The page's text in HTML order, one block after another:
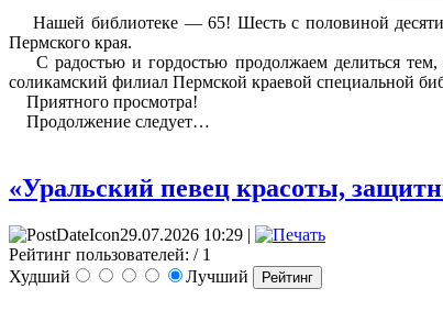
Нашей библиотеке — 65! Шесть с половиной
Пермского края.
С радостью и гордостью продолжаем делиться тем,
соликамский филиал Пермской краевой специальной
Приятного просмотра!
Продолжение следует…
«Уральский певец красоты,
29.07.2026 10:29 |
Рейтинг пользователей: / 1
Худший
Лучший